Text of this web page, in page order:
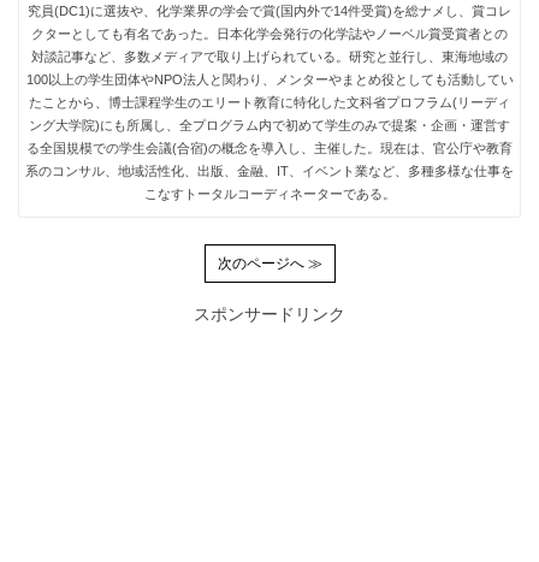
究員(DC1)に選抜や、化学業界の学会で賞(国内外で14件受賞)を総ナメし、賞コレ
クターとしても有名であった。日本化学会発行の化学誌やノーベル賞受賞者との
対談記事など、多数メディアで取り上げられている。研究と並行し、東海地域の
100以上の学生団体やNPO法人と関わり、メンターやまとめ役としても活動してい
たことから、博士課程学生のエリート教育に特化した文科省プロフラム(リーディ
ング大学院)にも所属し、全プログラム内で初めて学生のみで提案・企画・運営す
る全国規模での学生会議(合宿)の概念を導入し、主催した。現在は、官公庁や教育
系のコンサル、地域活性化、出版、金融、IT、イベント業など、多種多様な仕事を
こなすトータルコーディネーターである。
次のページへ ≫
スポンサードリンク